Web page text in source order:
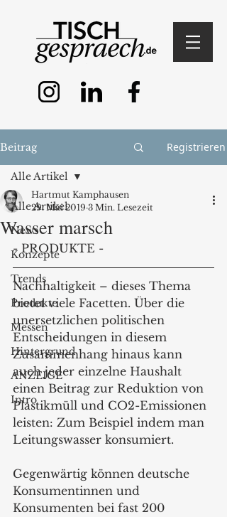
Beitrag Registrieren
Alle Artikel
News
Konzepte
Trends
Produkte
Messen
Hintergrund
ANZEIGE
Intro
Alle Artikel
Wasser marsch
Hartmut Kamphausen
29. Mai 2019 3 Min. Lesezeit
- PRODUKTE -
Nachhaltigkeit – dieses Thema
bietet viele Facetten. Über die
unersetzlichen politischen
Entscheidungen in diesem
Zusammenhang hinaus kann
auch jeder einzelne Haushalt
einen Beitrag zur Reduktion von
Plastikmüll und CO2-Emissionen
leisten: Zum Beispiel indem man
Leitungswasser konsumiert.
Gegenwärtig können deutsche
Konsumentinnen und
Konsumenten bei fast 200